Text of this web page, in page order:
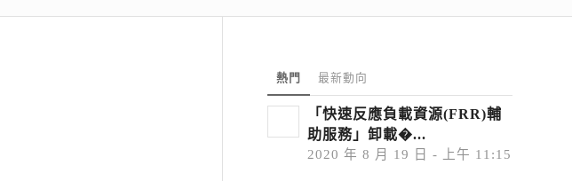
熱門 最新動向
「快速反應負載資源(FRR)輔
助服務」卸載�...
2020 年 8 月 19 日 - 上午 11:15